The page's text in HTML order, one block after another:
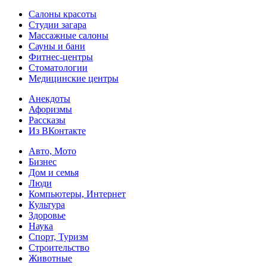
Салоны красоты
Студии загара
Массажные салоны
Сауны и бани
Фитнес-центры
Стоматологии
Медицинские центры
Анекдоты
Афоризмы
Рассказы
Из ВКонтакте
Авто, Мото
Бизнес
Дом и семья
Люди
Компьютеры, Интернет
Культура
Здоровье
Наука
Спорт, Туризм
Строительство
Животные